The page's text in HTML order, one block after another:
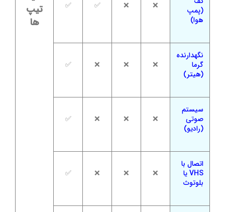
تیپ
ها
(پمپ
هوا)
❌
❌
✅
✅
نگهدارنده
گرما
(هیتر)
❌
❌
❌
✅
سیستم
صوتی
(رادیو)
❌
❌
❌
✅
اتصال با
VHS یا
بلوتوث
❌
❌
❌
✅